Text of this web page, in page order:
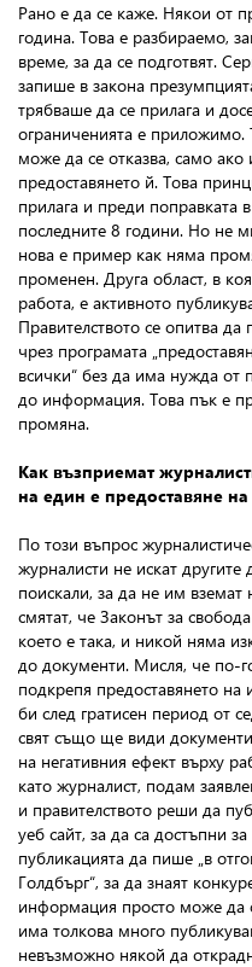
Рано е да се каже. Някои от
година. Това е разбираемо,
време, за да се подготвят.
запише в закона
трябваше да се прилага и
ограниченията е приложимо.
може да се отказва, само
предоставянето й. Това
прилага и преди поправката
последните 8 години. Но не
нова е пример как няма
променен. Друга област, в
работа, е активното
Правителството се опитва
чрез програмата
всички“ без да има нужда от
до информация. Това пък е
промяна.
Как възприемат
на един е предоставяне на
По този въпрос
журналисти не искат
поискали, за да не им вземат
смятат, че Законът за
което е така, и никой няма
до документи. Мисля, че по-
подкрепя предоставянето
би след гратисен период от
свят също ще види
на негативния ефект върху
като журналист, подам
и правителството реши да
уеб сайт, за да са достъпни
публикацията да пише „в
Голдбърг“, за да знаят
информация просто може да
има толкова много
невъзможно някой да